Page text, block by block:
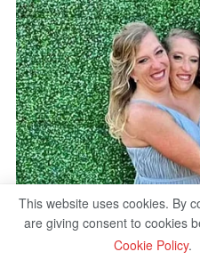
This website uses cookies. By
are giving consent to cookies
Cookie Policy.